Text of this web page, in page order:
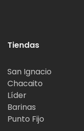
Tiendas
San Ignacio
Chacaito
Líder
Barinas
Punto Fijo